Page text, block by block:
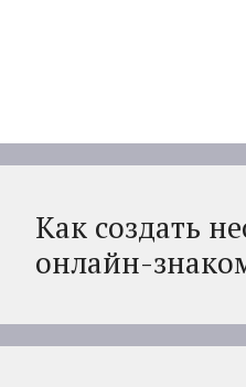
Как создать
онлайн-